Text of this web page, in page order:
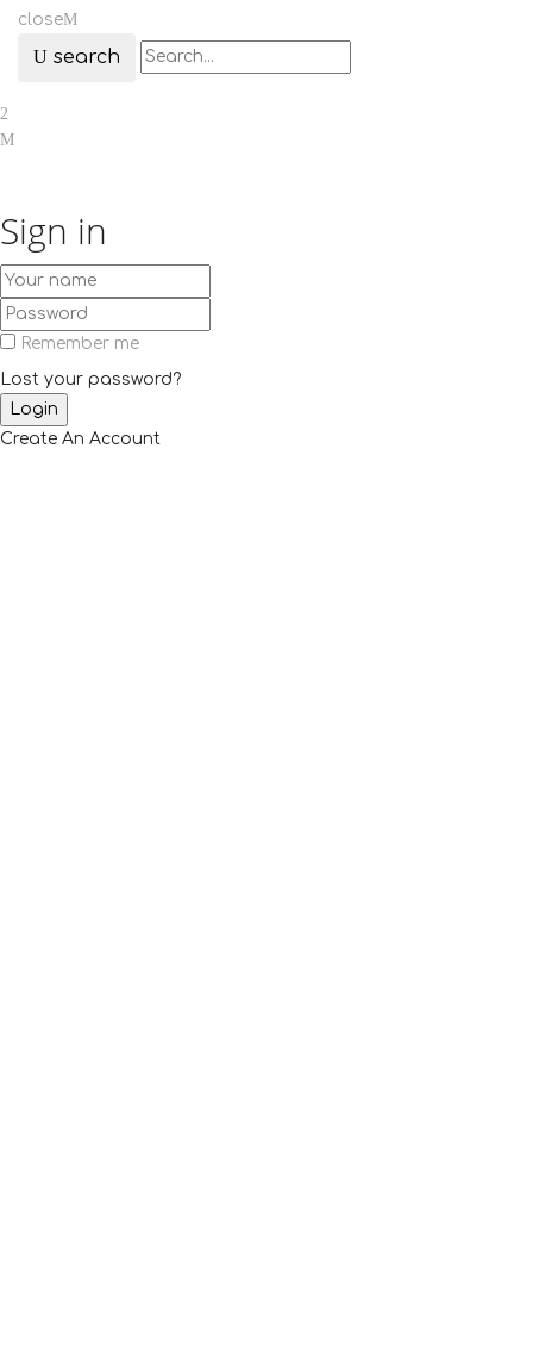
close
search
Sign in
Remember me
Lost your password?
Create An Account